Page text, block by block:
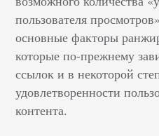
пользователя
основные факторы
которые по-прежнему
ссылок и в некоторой
удовлетворенности
контента.